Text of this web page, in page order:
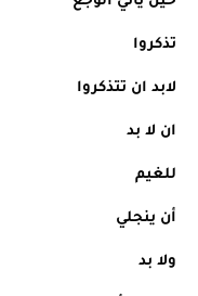
تذكروا
لابد ان تتذكروا
ان لا بد
للغيم
أن ينجلي
ولا بد